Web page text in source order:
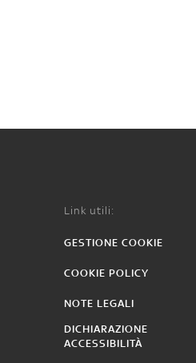
Link utili:
GESTIONE COOKIE
COOKIE POLICY
NOTE LEGALI
DICHIARAZIONE
ACCESSIBILITÀ